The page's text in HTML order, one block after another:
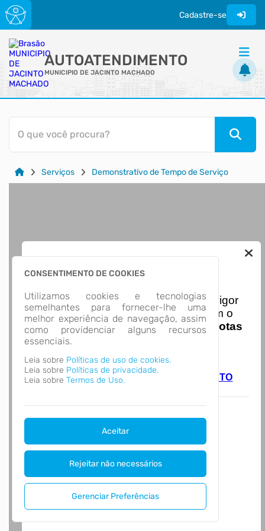
Cadastre-se
AUTOATENDIMENTO
MUNICIPIO DE JACINTO MACHADO
ACESSO RÁPIDO
Acessibilidade
Transparência
O que você procura?
Serviços Demonstrativo de Tempo de Serviço
CONSENTIMENTO DE COOKIES
Utilizamos cookies e tecnologias
semelhantes para fornecer-lhe uma
melhor experiência de navegação, assim
como providenciar alguns recursos
essenciais.
Leia sobre Políticas de uso de cookies.
Leia sobre Políticas de privacidade.
Leia sobre Termos de Uso.
Aceitar
Rejeitar não necessários
Gerenciar Preferências
Nota Nacional
Iniciando em01/01/2026entra em vigor
a obrigatoriedade de integração com o
Ambiente de Dados Nacional das
Notas
de Serviço Eletrônicas
acesse o link abaixo e saiba mais.
Autoatendimento - MUNICIPIO DE JACINTO